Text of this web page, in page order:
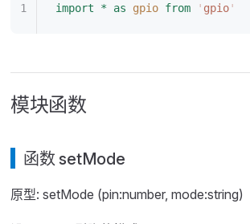
import * as gpio from ' gpio'
模块函数
函数 setMode
原型: setMode (pin:number, mode:string)